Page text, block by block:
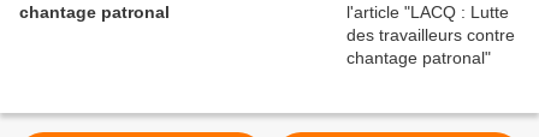
chantage patronal